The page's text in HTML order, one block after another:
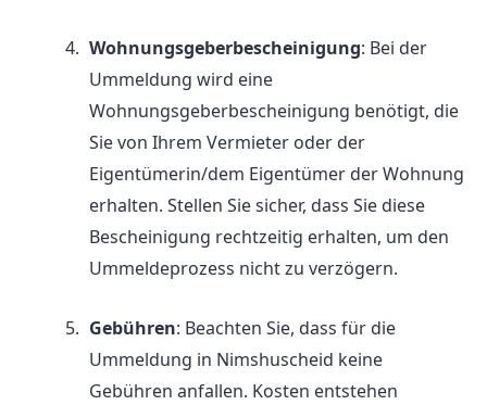
Wohnungsgeberbescheinigung: Bei der
Ummeldung wird eine
Wohnungsgeberbescheinigung benötigt, die
Sie von Ihrem Vermieter oder der
Eigentümerin/dem Eigentümer der Wohnung
erhalten. Stellen Sie sicher, dass Sie diese
Bescheinigung rechtzeitig erhalten, um den
Ummeldeprozess nicht zu verzögern.
Gebühren: Beachten Sie, dass für die
Ummeldung in Nimshuscheid keine
Gebühren anfallen. Kosten entstehen